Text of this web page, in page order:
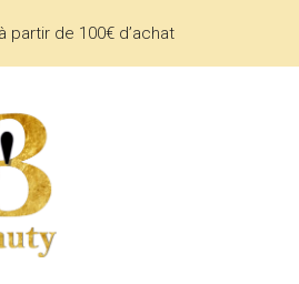
de 100€ d’achat